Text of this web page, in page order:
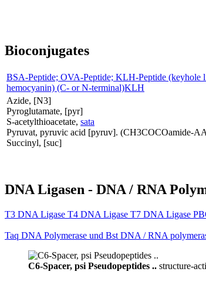
Bioconjugates
BSA-Peptide; OVA-Peptide; KLH-Peptide (keyhole
hemocyanin) (C- or N-terminal)KLH
Azide, [N3]
Pyroglutamate, [pyr]
S-acetylthioacetate, sata
Pyruvat, pyruvic acid [pyruv]. (CH3COCOamide-
Succinyl, [suc]
DNA Ligasen - DNA / RNA
T3 DNA Ligase T4 DNA Ligase T7 DNA Ligase
Taq DNA Polymerase und Bst DNA / RNA
C6-Spacer, psi Pseudopeptides .. structure-